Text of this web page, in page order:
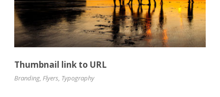
Thumbnail link to URL
Branding, Flyers, Typography